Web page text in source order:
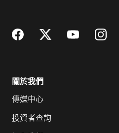
關於我們
傳媒中心
投資者查詢